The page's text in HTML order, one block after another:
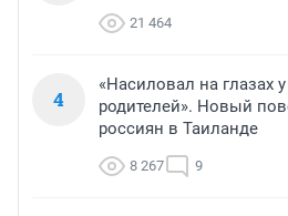
21 464
4
«Насиловал на глазах
родителей». Новый
россиян в Таиланде
8 267 9